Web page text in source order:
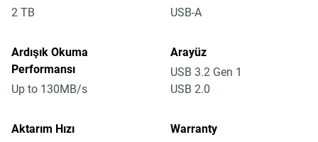
2 TB
USB-A
Ardışık Okuma
Performansı
Up to 130MB/s
Arayüz
USB 3.2 Gen 1
USB 2.0
Aktarım Hızı
Warranty